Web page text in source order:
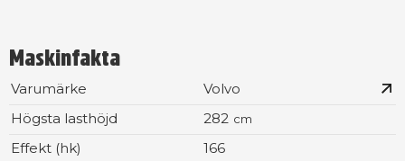
Maskinfakta
Varumärke
Volvo
Högsta lasthöjd
282 cm
Effekt (hk)
166